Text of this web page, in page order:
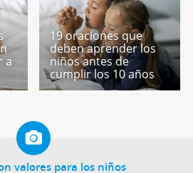
a
19 oraciones que
deben aprender los
niños antes de
cumplir los 10 años
valores para los niños